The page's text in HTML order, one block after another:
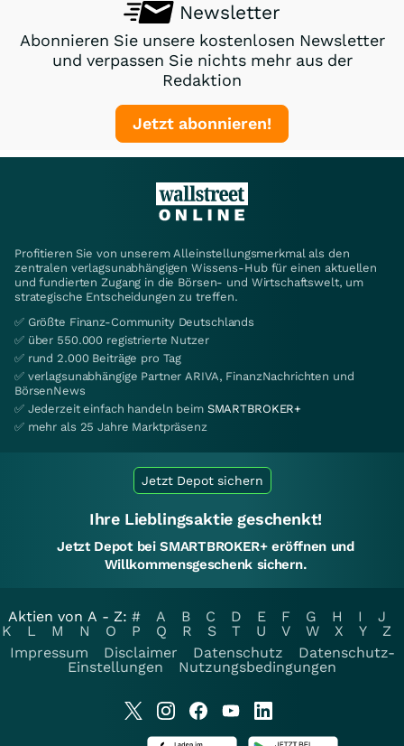
Newsletter
Abonnieren Sie unsere kostenlosen Newsletter
und verpassen Sie nichts mehr aus der
Redaktion
Jetzt abonnieren!
Profitieren Sie von unserem Alleinstellungsmerkmal als den
zentralen verlagsunabhängigen Wissens-Hub für einen aktuellen
und fundierten Zugang in die Börsen- und Wirtschaftswelt, um
strategische Entscheidungen zu treffen.
✅ Größte Finanz-Community Deutschlands
✅ über 550.000 registrierte Nutzer
✅ rund 2.000 Beiträge pro Tag
✅ verlagsunabhängige Partner ARIVA, FinanzNachrichten und
BörsenNews
✅ Jederzeit einfach handeln beim SMARTBROKER+
✅ mehr als 25 Jahre Marktpräsenz
Jetzt Depot sichern
Ihre Lieblingsaktie geschenkt!
Jetzt Depot bei SMARTBROKER+ eröffnen und
Willkommensgeschenk sichern.
Aktien von A - Z: # A B C D E F G H I
J
K
L M N O P Q R S T U V W X Y
Z
Impressum
Disclaimer Datenschutz
Datenschutz-
Einstellungen
Nutzungsbedingungen